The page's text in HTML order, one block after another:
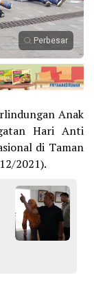
Perbesar
Anak
Hari Anti
di Taman
2021).